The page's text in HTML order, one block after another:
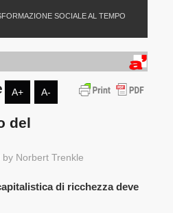
SOCIALE AL TEMPO
A+ A-
del
by Norbert Trenkle
di ricchezza deve